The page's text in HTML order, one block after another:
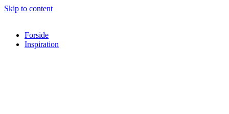
Skip to content
Forside
Inspiration